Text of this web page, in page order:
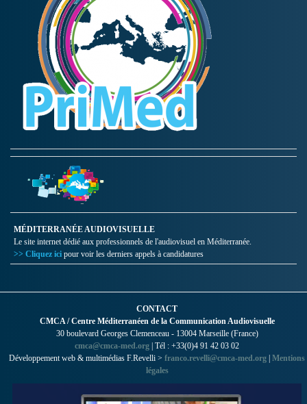
MÉDITERRANÉE AUDIOVISUELLE
Le site internet dédié aux professionnels de l'audiovisuel en Méditerranée.
>> Cliquez ici pour voir les derniers appels à candidatures
CONTACT
CMCA / Centre Méditerranéen de la Communication Audiovisuelle
30 boulevard Georges Clemenceau - 13004 Marseille (France)
cmca@cmca-med.org | Tél : +33(0)4 91 42 03 02
Développement web & multimédias F.Revelli > franco.revelli@cmca-med.org Mentions
légales